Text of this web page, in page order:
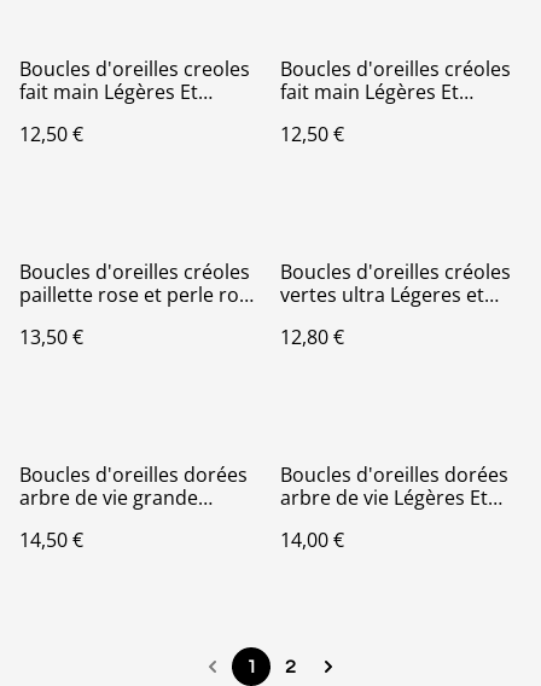
Boucles d'oreilles creoles
fait main Légères Et
12,50 €
Boucles d'oreilles créoles
fait main Légères Et
12,50 €
Boucles d'oreilles créoles
paillette rose et perle rose
Hypoallergénique
13,50 €
Boucles d'oreilles créoles
vertes ultra Légeres et
12,80 €
Boucles d'oreilles dorées
arbre de vie grande
Hypoallergénique
14,50 €
Boucles d'oreilles dorées
arbre de vie Légères Et
14,00 €
1 2